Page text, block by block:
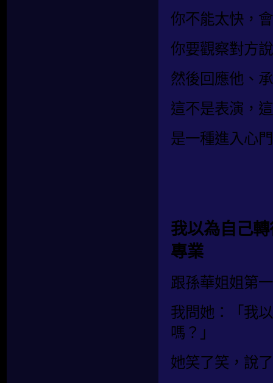
你不能太快，
你要觀察對方
然後回應他、
這不是表演，
是一種進入心
我以為自己
專業
跟孫華姐姐第
我問她：「我
嗎？」
她笑了笑，說